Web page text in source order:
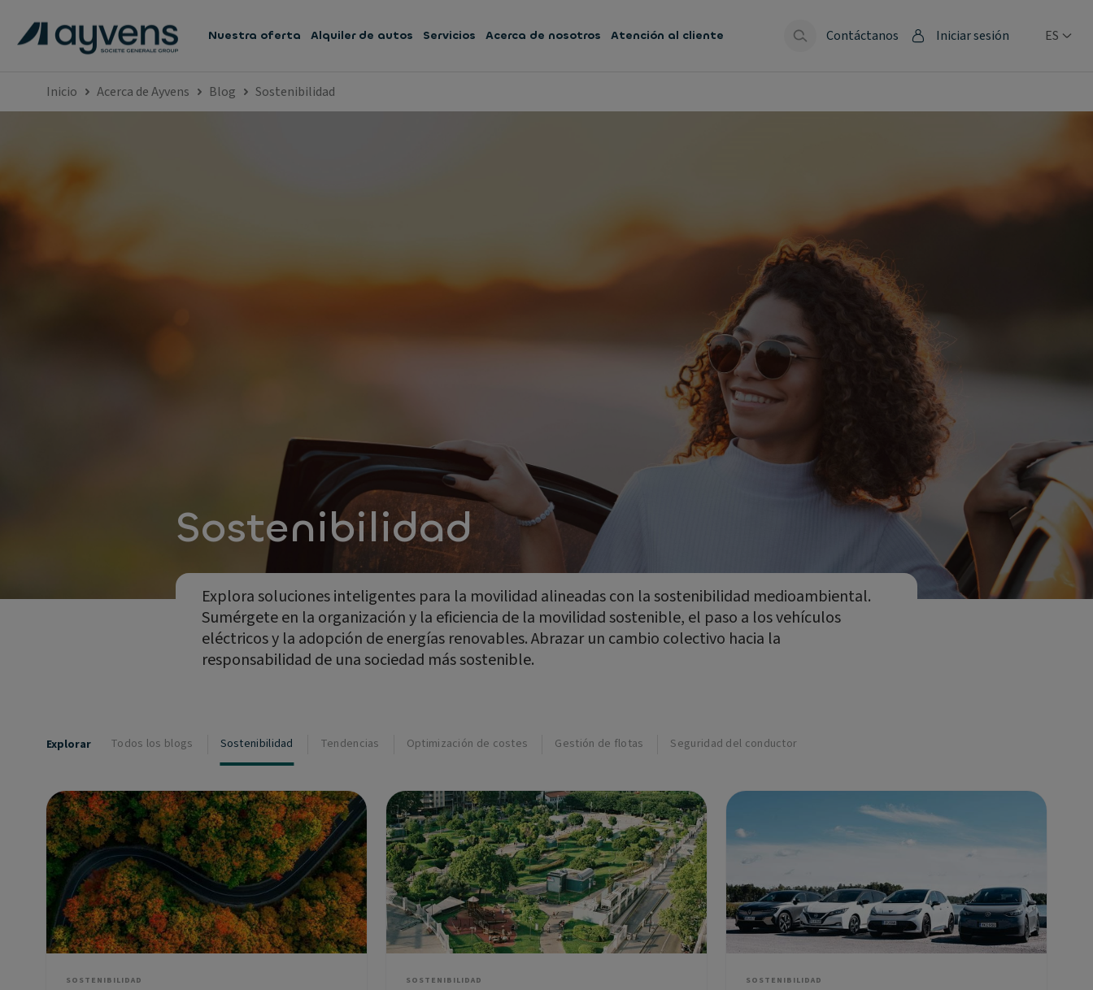
Nuestra oferta Alquiler de autos Servicios Acerca de nosotros Atención al cliente Contáctanos Iniciar sesión ES
Inicio Acerca de Ayvens Blog Sostenibilidad
Sostenibilidad
Explora soluciones inteligentes para la movilidad alineadas con la sostenibilidad medioambiental.
Sumérgete en la organización y la eficiencia de la movilidad sostenible, el paso a los vehículos
eléctricos y la adopción de energías renovables. Abrazar un cambio colectivo hacia la
responsabilidad de una sociedad más sostenible.
Explorar Todos los blogs Sostenibilidad Tendencias Optimización de costes Gestión de flotas Seguridad del conductor
SOSTENIBILIDAD SOSTENIBILIDAD SOSTENIBILIDAD